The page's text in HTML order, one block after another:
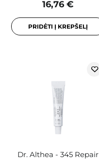
16,76 €
PRIDĖTI Į KREPŠELĮ
Dr. Althea - 345 Repair